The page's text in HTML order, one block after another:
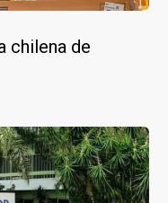
chilena de